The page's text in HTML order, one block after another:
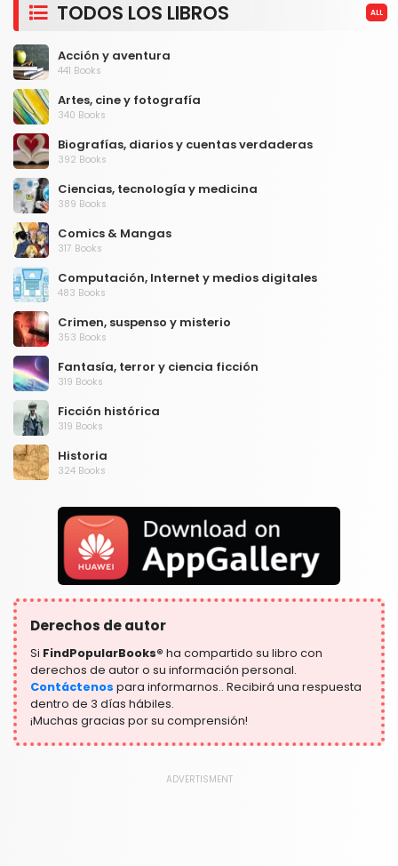
TODOS LOS LIBROS ALL
Acción y aventura
441 Books
Artes, cine y fotografía
340 Books
Biografías, diarios y cuentas verdaderas
392 Books
Ciencias, tecnología y medicina
389 Books
Comics & Mangas
317 Books
Computación, Internet y medios digitales
483 Books
Crimen, suspenso y misterio
353 Books
Fantasía, terror y ciencia ficción
319 Books
Ficción histórica
319 Books
Historia
324 Books
324 Books
Lengua, Lingüística y Escritura
1181 Books
Ley
361 Books
Libros de texto y guías de estudio
340 Books
Literatura y ficción
332 Books
Manualidades, hogar y estilo de vida
Derechos de autor
Si FindPopularBooks® ha compartido su libro con
derechos de autor o su información personal.
Contáctenos para informarnos.. Recibirá una respuesta
dentro de 3 días hábiles.
¡Muchas gracias por su comprensión!
ADVERTISMENT